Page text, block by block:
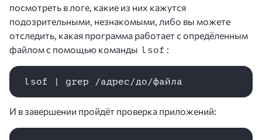
посмотреть в логе, какие из них кажутся
подозрительными, незнакомыми, либо вы можете
отследить, какая программа работает с опредёленным
файлом с помощью команды lsof :
lsof | grep /адрес/до/файла
И в завершении пройдёт проверка приложений: